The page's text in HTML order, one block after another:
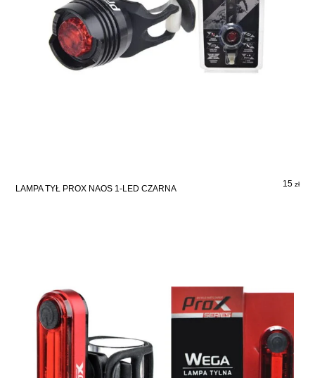
LAMPA TYŁ PROX NAOS 1-LED CZARNA
15 zł